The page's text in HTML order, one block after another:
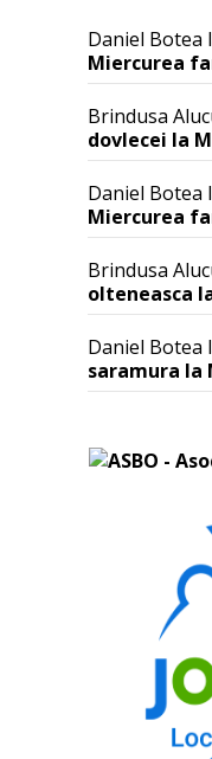
Daniel Botea
Miercurea
Brindusa
dovlecei la
Daniel Botea
Miercurea
Brindusa
olteneasca
Daniel Botea
saramura la